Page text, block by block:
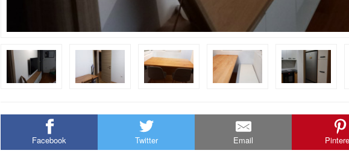
Facebook Twitter Email